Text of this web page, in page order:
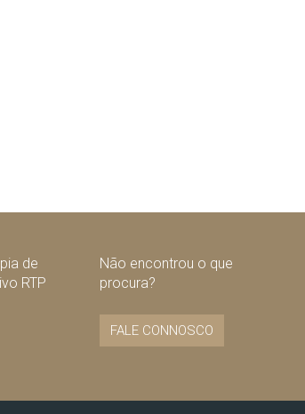
de
RTP
Não encontrou o que
procura?
FALE CONNOSCO